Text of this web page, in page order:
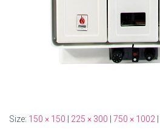
Size: 150 × 150 | 225 × 300 | 750 × 1002 |